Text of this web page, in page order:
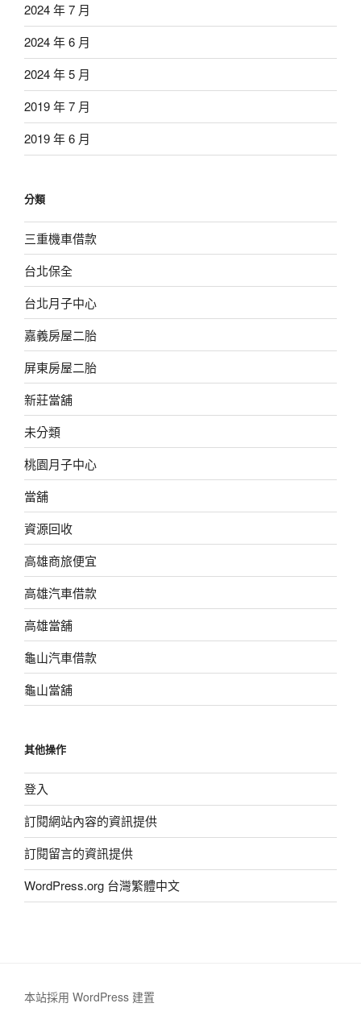
2024 年 7 月
2024 年 6 月
2024 年 5 月
2019 年 7 月
2019 年 6 月
分類
三重機車借款
台北保全
台北月子中心
嘉義房屋二胎
屏東房屋二胎
新莊當舖
未分類
桃園月子中心
當舖
資源回收
高雄商旅便宜
高雄汽車借款
高雄當舖
龜山汽車借款
龜山當舖
其他操作
登入
訂閱網站內容的資訊提供
訂閱留言的資訊提供
WordPress.org 台灣繁體中文
本站採用 WordPress 建置